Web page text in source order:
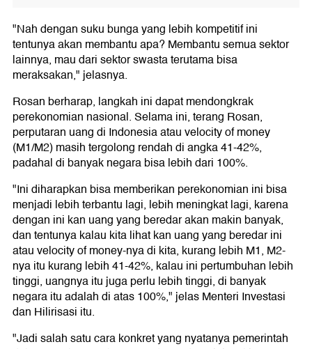
"Nah dengan suku bunga yang lebih kompetitif ini
tentunya akan membantu apa? Membantu semua sektor
lainnya, mau dari sektor swasta terutama bisa
meraksakan," jelasnya.
Rosan berharap, langkah ini dapat mendongkrak
perekonomian nasional. Selama ini, terang Rosan,
perputaran uang di Indonesia atau velocity of money
(M1/M2) masih tergolong rendah di angka 41-42%,
padahal di banyak negara bisa lebih dari 100%.
"Ini diharapkan bisa memberikan perekonomian ini bisa
menjadi lebih terbantu lagi, lebih meningkat lagi, karena
dengan ini kan uang yang beredar akan makin banyak,
dan tentunya kalau kita lihat kan uang yang beredar ini
atau velocity of money-nya di kita, kurang lebih M1, M2-
nya itu kurang lebih 41-42%, kalau ini pertumbuhan lebih
tinggi, uangnya itu juga perlu lebih tinggi, di banyak
negara itu adalah di atas 100%," jelas Menteri Investasi
dan Hilirisasi itu.
"Jadi salah satu cara konkret yang nyatanya pemerintah